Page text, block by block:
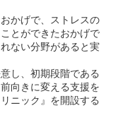
かげで、ストレスの
とができたおかげで
ない分野があると実
し、初期段階である
向きに変える支援を
ニック』を開設する